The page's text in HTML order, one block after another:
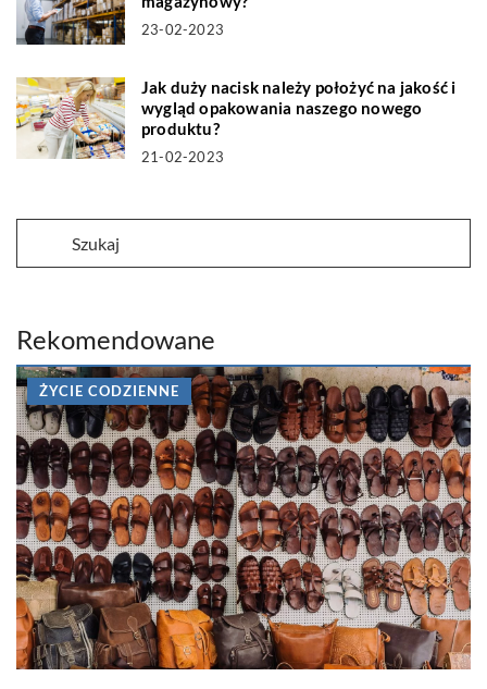
23-02-2023
Jak duży nacisk należy położyć na jakość i
wygląd opakowania naszego nowego
produktu?
21-02-2023
Rekomendowane
ŻYCIE CODZIENNE